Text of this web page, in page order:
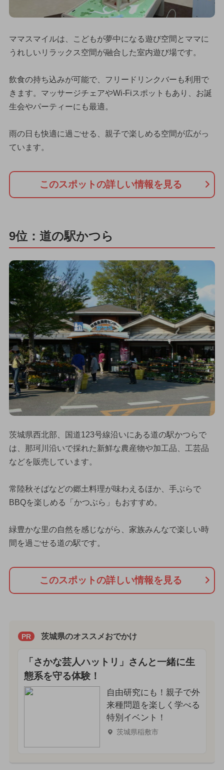
ママスマイルは、こどもが夢中になる遊び空間とママに
うれしいリラックス空間が融合した室内遊び場です。
飲食の持ち込みが可能で、フリードリンクバーも利用で
きます。マッサージチェアやWi-Fiスポットもあり、お誕
生会やパーティーにも最適。
雨の日も快適に過ごせる、親子で楽しめる空間が広がっ
ています。
このスポットの詳しい情報を見る
9位：道の駅かつら
茨城県西北部、国道123号線沿いにある道の駅かつらで
は、那珂川沿いで採れた新鮮な農産物や加工品、工芸品
などを販売しています。
常陸秋そばなどの郷土料理が味わえるほか、手ぶらで
BBQを楽しめる「かつぶら」もおすすめ。
緑豊かな里の自然を感じながら、家族みんなで楽しい時
間を過ごせる道の駅です。
このスポットの詳しい情報を見る
PR 茨城県のオススメおでかけ
「さかな芸人ハットリ」さんと一緒に生
態系を守る体験！
自由研究にも！親子で外
来種問題を楽しく学べる
特別イベント！
茨城県稲敷市